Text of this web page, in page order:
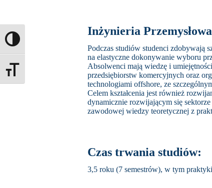
Toggle High Contrast
Toggle Font size
Inżynieria
Podczas studiów studenci zdobywają
na elastyczne dokonywanie wyboru
Absolwenci mają wiedzę i
przedsiębiorstw komercyjnych oraz
technologiami offshore, ze
Celem kształcenia jest również
dynamicznie rozwijającym się
zawodowej wiedzy teoretycznej z
Czas trwania studiów:
3,5 roku (7 semestrów), w tym